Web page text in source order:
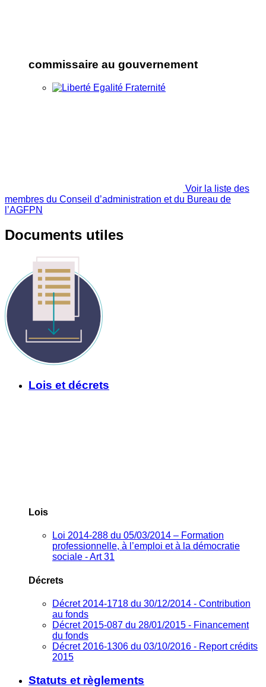
commissaire au gouvernement
Voir la liste des
membres du Conseil d’administration et du Bureau de
l’AGFPN
Documents utiles
Lois et décrets
Lois
Loi 2014-288 du 05/03/2014 – Formation
professionnelle, à l’emploi et à la démocratie
sociale - Art 31
Décrets
Décret 2014-1718 du 30/12/2014 - Contribution
au fonds
Décret 2015-087 du 28/01/2015 - Financement
du fonds
Décret 2016-1306 du 03/10/2016 - Report crédits
2015
Statuts et règlements